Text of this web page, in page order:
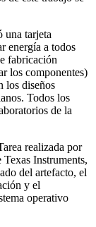
una tarjeta
energía a todos
fabricación
los componentes)
los diseños
Todos los
de la
realizada por
Instruments,
del artefacto, el
y el
operativo